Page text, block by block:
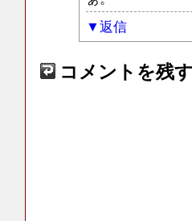
返信
コメントを残す